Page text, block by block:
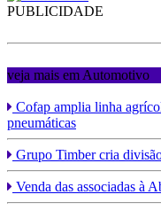
PUBLICIDADE
veja mais em Automotivo
Cofap amplia linha
pneumáticas
Grupo Timber cria
Venda das associadas à